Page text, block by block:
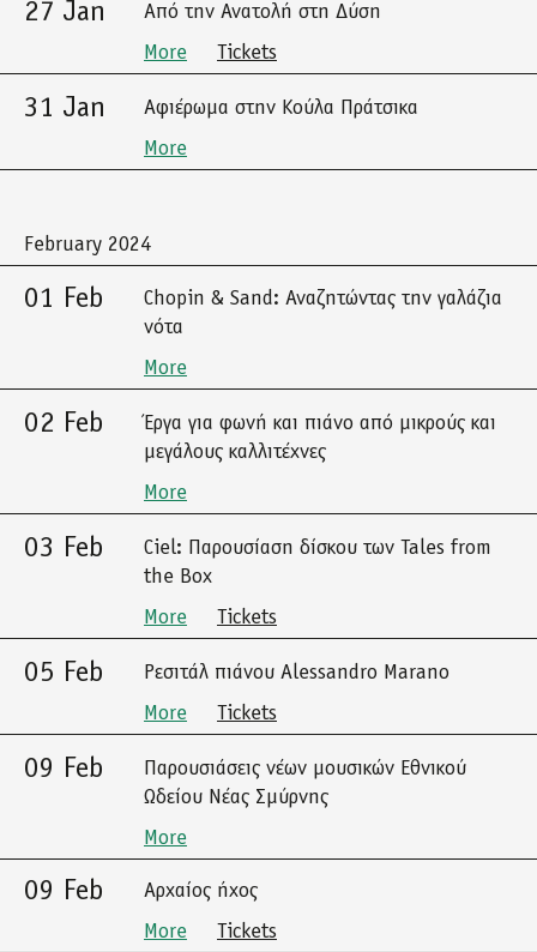
27 Jan
Από την Ανατολή στη Δύση
More
Tickets
31 Jan
Αφιέρωμα στην Κούλα Πράτσικα
More
February 2024
01 Feb
Chopin & Sand: Αναζητώντας την γαλάζια
νότα
More
02 Feb
Έργα για φωνή και πιάνο από μικρούς και
μεγάλους καλλιτέχνες
More
03 Feb
Ciel: Παρουσίαση δίσκου των Tales from
the Box
More
Tickets
05 Feb
Ρεσιτάλ πιάνου Alessandro Marano
More
Tickets
09 Feb
Παρουσιάσεις νέων μουσικών Εθνικού
Ωδείου Νέας Σμύρνης
More
09 Feb
Αρχαίος ήχος
More
Tickets